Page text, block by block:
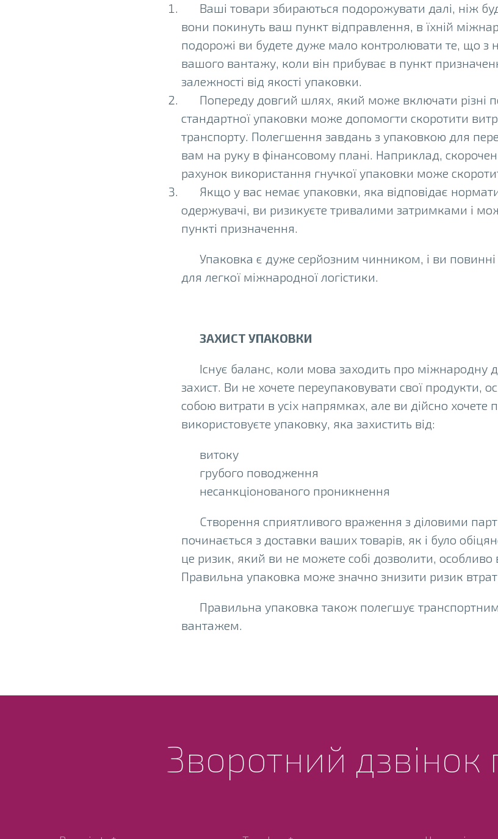
Ваші товари збираються подорожувати далі, ніж
вони покинуть ваш пункт відправлення, в їхній
подорожі ви будете дуже мало контролювати те, що з
вашого вантажу, коли він прибуває в пункт
залежності від якості упаковки.
Попереду довгий шлях, який може включати різні
стандартної упаковки може допомогти скоротити
транспорту. Полегшення завдань з упаковкою для
вам на руку в фінансовому плані. Наприклад,
рахунок використання гнучкої упаковки може
Якщо у вас немає упаковки, яка відповідає
одержувачі, ви ризикуєте тривалими затримками і
пункті призначення.
Упаковка є дуже серйозним чинником, і ви повинні
для легкої міжнародної логістики.
ЗАХИСТ УПАКОВКИ
Існує баланс, коли мова заходить про міжнародну
захист. Ви не хочете переупаковувати свої продукти,
собою витрати в усіх напрямках, але ви дійсно хочете
використовуєте упаковку, яка захистить від:
витоку
грубого поводження
несанкціонованого проникнення
Створення сприятливого враження з діловими
починається з доставки ваших товарів, як і було
це ризик, який ви не можете собі дозволити, особливо
Правильна упаковка може значно знизити ризик
Правильна упаковка також полегшує
вантажем.
Зворотний дзвінок